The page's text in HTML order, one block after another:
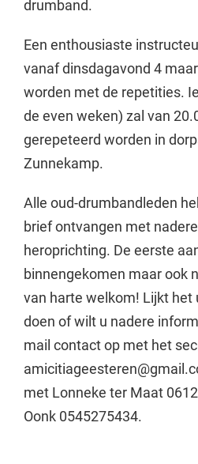
drumband.
Een enthousiaste
vanaf dinsdagavond 4
worden met de repetities.
de even weken) zal van
gerepeteerd worden in
Zunnekamp.
Alle oud-drumbandleden
brief ontvangen met
heroprichting. De eerste
binnengekomen maar ook
van harte welkom! Lijkt het
doen of wilt u nadere
mail contact op met het
met Lonneke ter Maat
Oonk 0545275434.